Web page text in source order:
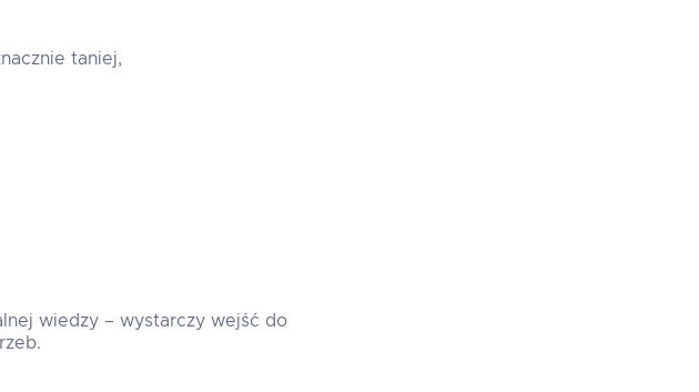
taniej,
wiedzy – wystarczy wejść do